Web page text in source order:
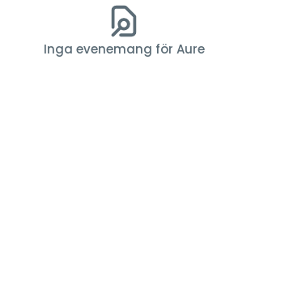
Inga evenemang för Aure